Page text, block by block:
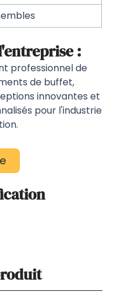
:
professionnel de
de buffet,
innovantes et
pour l'industrie